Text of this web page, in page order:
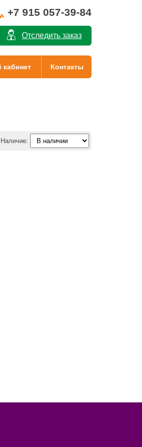
Отследить заказ
+7 915 057-39-84
кабинет Контакты
Наличие: